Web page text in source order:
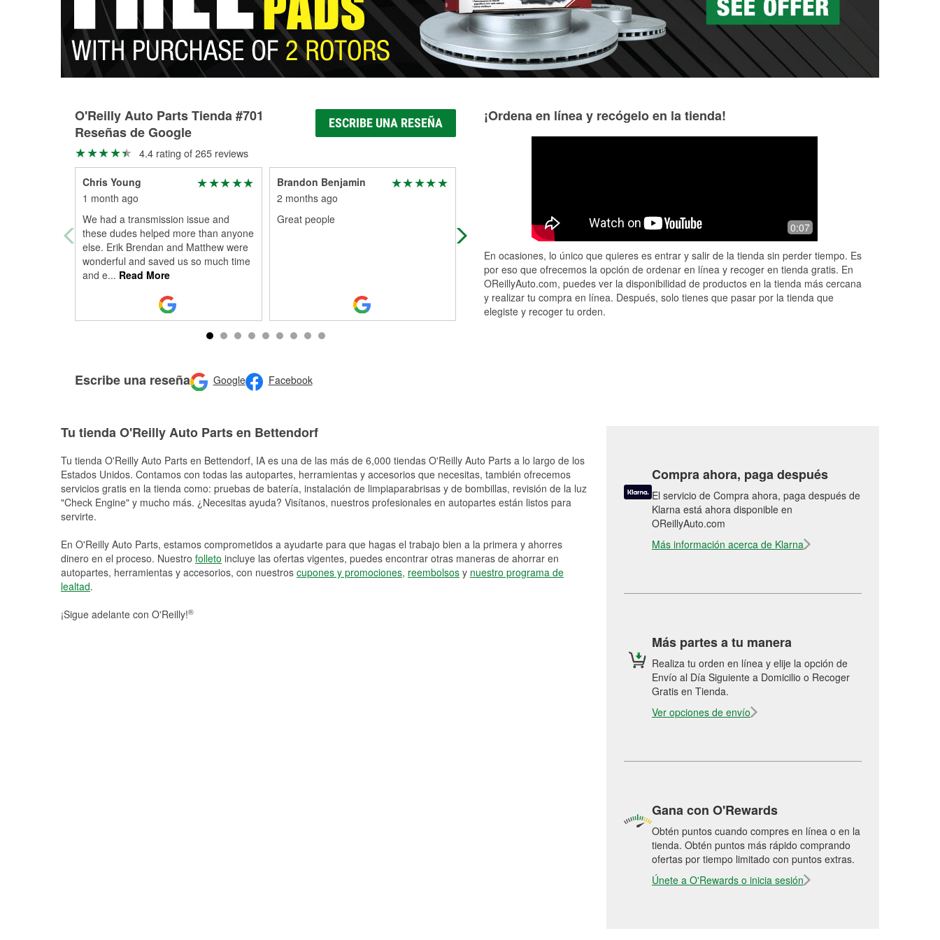
O'Reilly Auto Parts Tienda #701
Reseñas de Google
ESCRIBE UNA RESEÑA
4.4 rating of 265 reviews
Chris Young
1 month ago
We had a transmission issue and
these dudes helped more than anyone
else. Erik Brendan and Matthew were
wonderful and saved us so much time
and e... Read More
Brandon Benjamin
2 months ago
Great people
Had my part - in & out - no fuss
Dakota helped me figure out what bulb
I needed for my headlight beam and
!great service
Escribe una reseña Google Facebook
¡Ordena en línea y recógelo en la tienda!
0:07
En ocasiones, lo único que quieres es entrar y salir de la tienda sin perder tiempo. Es
por eso que ofrecemos la opción de ordenar en línea y recoger en tienda gratis. En
OReillyAuto.com, puedes ver la disponibilidad de productos en la tienda más cercana
y realizar tu compra en línea. Después, solo tienes que pasar por la tienda que
elegiste y recoger tu orden.
Tu tienda O'Reilly Auto Parts en Bettendorf
Tu tienda O'Reilly Auto Parts en Bettendorf, IA es una de las más de 6,000 tiendas O'Reilly Auto Parts a lo largo de los
Estados Unidos. Contamos con todas las autopartes, herramientas y accesorios que necesitas, también ofrecemos
servicios gratis en la tienda como: pruebas de batería, instalación de limpiaparabrisas y de bombillas, revisión de la luz
"Check Engine" y mucho más. ¿Necesitas ayuda? Visítanos, nuestros profesionales en autopartes están listos para
servirte.
En O'Reilly Auto Parts, estamos comprometidos a ayudarte para que hagas el trabajo bien a la primera y ahorres
dinero en el proceso. Nuestro folleto incluye las ofertas vigentes, puedes encontrar otras maneras de ahorrar en
autopartes, herramientas y accesorios, con nuestros cupones y promociones, reembolsos y nuestro programa de
lealtad.
¡Sigue adelante con O'Reilly!®
Compra ahora, paga después
El servicio de Compra ahora, paga después de
Klarna está ahora disponible en
OReillyAuto.com
Más información acerca de Klarna
Más partes a tu manera
Realiza tu orden en línea y elije la opción de
Envío al Día Siguiente a Domicilio o Recoger
Gratis en Tienda.
Ver opciones de envío
Gana con O'Rewards
Obtén puntos cuando compres en línea o en la
tienda. Obtén puntos más rápido comprando
ofertas por tiempo limitado con puntos extras.
Únete a O'Rewards o inicia sesión